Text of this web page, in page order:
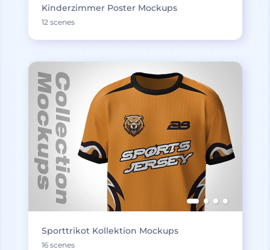
Kinderzimmer Poster Mockups
12 scenes
Sporttrikot Kollektion Mockups
16 scenes